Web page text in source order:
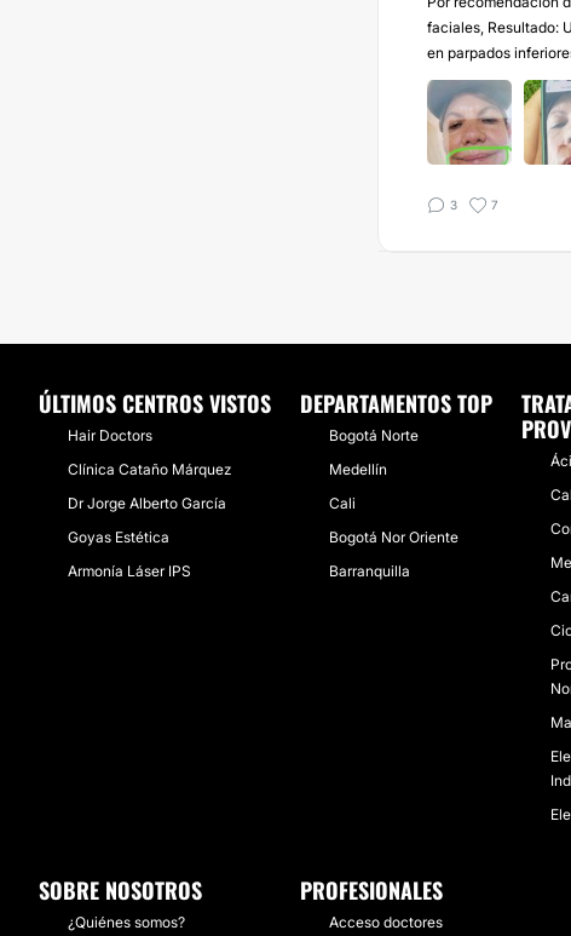
faciales, Resultado:
en parpados
3 7
ÚLTIMOS CENTROS VISTOS
Hair Doctors
Clínica Cataño Márquez
Dr Jorge Alberto García
Goyas Estética
Armonía Láser IPS
DEPARTAMENTOS TOP
Bogotá Norte
Medellín
Cali
Bogotá Nor Oriente
Barranquilla
SOBRE NOSOTROS
¿Quiénes somos?
PROFESIONALES
Acceso doctores